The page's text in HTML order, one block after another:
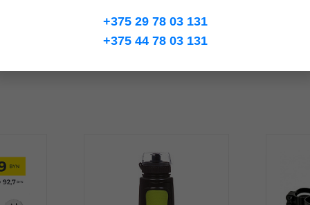
и комплектацию товара, без предварительного
технических характеристик. Актуальные сведения
+375 29 78 03 131
+375 44 78 03 131